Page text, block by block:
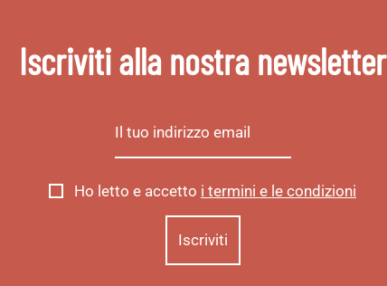
Iscriviti alla nostra newsletter
Ho letto e accetto i termini e le condizioni